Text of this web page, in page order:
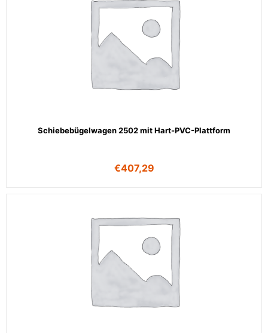
Schiebebügelwagen 2502 mit Hart-PVC-Plattform
€407,29